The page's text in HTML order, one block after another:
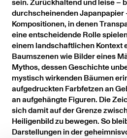
sein. Zurückhaltend und leise –
durchscheinenden Japanpapier
Kompositionen, in denen
eine entscheidende Rolle
einem landschaftlichen Kontext
Baumszenen wie Bilder eines
Mythos, dessen Geschichte
mystisch wirkenden Bäumen
aufgedruckten Farbfetzen an
an aufgehängte Figuren. Die
sich damit auf der Grenze
Heiligenbild zu bewegen. So
Darstellungen in der